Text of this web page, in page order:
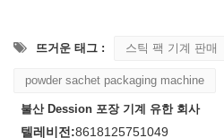
뜨거운 태그 : 스틱 팩 기계 판매
powder sachet packaging machine
불산 Dession 포장 기계 유한 회사
텔레비전:8618125751049